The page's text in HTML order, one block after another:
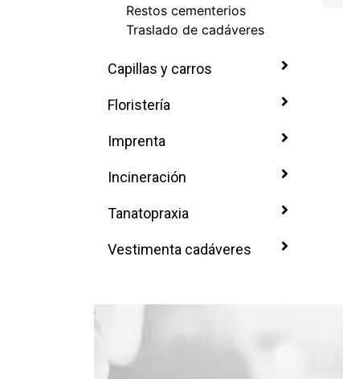
Restos cementerios
Traslado de cadáveres
Capillas y carros
Floristería
Imprenta
Incineración
Tanatopraxia
Vestimenta cadáveres